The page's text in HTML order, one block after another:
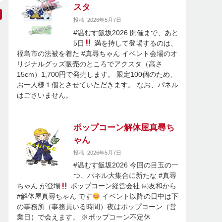
スタ
投稿: 2026年5月7日
#温むす飯坂2026 開催まで、あと
5日
満を持して登場するのは、
福島市の法被を着た #真尋ちゃん イベント会場のオ
リジナルグッズ販売のところでアクスタ（高さ
15cm）1,700円で発売します。 限定100個のため、
お一人様１個とさせていただきます。 なお、パネル
はごさいません。
ポップコーン解体屋真尋ち
ゃん
投稿: 2026年5月7日
#温むす飯坂2026 今回の目玉の一
つ、パネル大集合に新たな #真尋
ちゃん が登場
ポップコーン経営会社 ㈱友和から
#解体屋真尋ちゃん です
イベント以降の日中は下
の事務所（事務員いる時間）夜はポップコーン（営
業日）で会えます。 ※ポップコーン不定休